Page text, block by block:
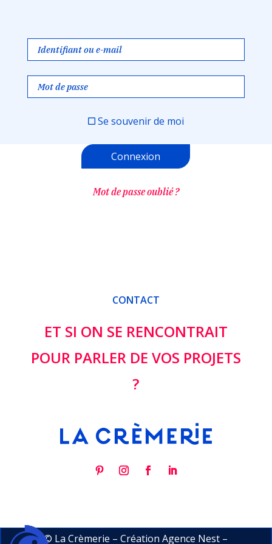
Se souvenir de moi
Mot de passe oublié ?
CONTACT
ET SI ON SE RENCONTRAIT
POUR PARLER DE VOS PROJETS
?
© La Crèmerie – CréationAgence Nest –